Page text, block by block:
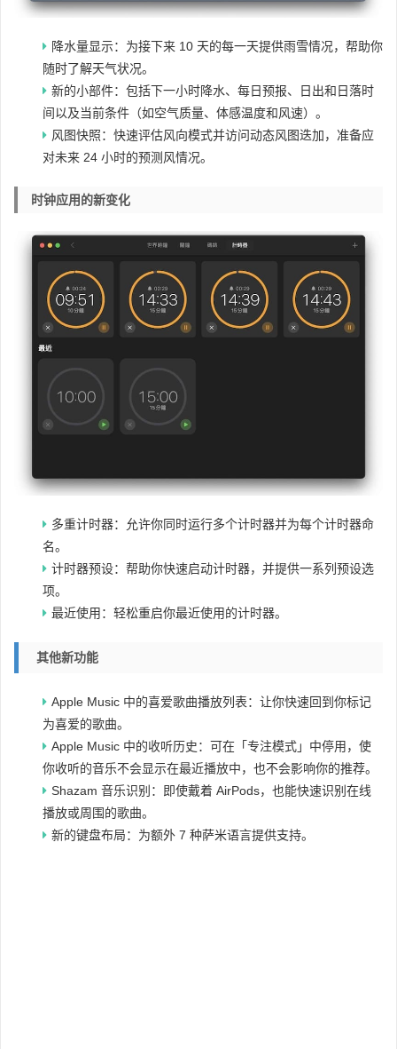
降水量显示：为接下来 10 天的每一天提供雨雪情况，帮助你
随时了解天气状况。
新的小部件：包括下一小时降水、每日预报、日出和日落时
间以及当前条件（如空气质量、体感温度和风速）。
风图快照：快速评估风向模式并访问动态风图迭加，准备应
对未来 24 小时的预测风情况。
时钟应用的新变化
多重计时器：允许你同时运行多个计时器并为每个计时器命
名。
计时器预设：帮助你快速启动计时器，并提供一系列预设选
项。
最近使用：轻松重启你最近使用的计时器。
其他新功能
Apple Music 中的喜爱歌曲播放列表：让你快速回到你标记
为喜爱的歌曲。
Apple Music 中的收听历史：可在「专注模式」中停用，使
你收听的音乐不会显示在最近播放中，也不会影响你的推荐。
Shazam 音乐识别：即使戴着 AirPods，也能快速识别在线
播放或周围的歌曲。
新的键盘布局：为额外 7 种萨米语言提供支持。